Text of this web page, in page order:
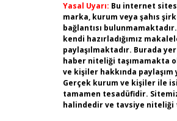
Yasal Uyarı: Bu internet
marka, kurum veya şahıs
bağlantısı
kendi hazırladığımız
paylaşılmaktadır. Burada
haber niteliği taşımamakta
ve kişiler hakkında paylaşım
Gerçek kurum ve kişiler ile
tamamen tesadüfidir.
halindedir ve tavsiye niteliği